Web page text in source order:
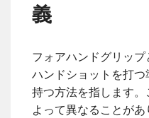
義
フォアハンドグリッ
ハンドショットを打
持つ方法を指します
よって異なることが